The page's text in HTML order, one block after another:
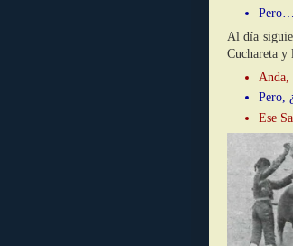
Pero…
Al día
Cuchareta y
Anda,
Pero,
Ese